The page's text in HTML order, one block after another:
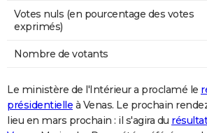
Votes nuls (en pourcentage des votes
exprimés)
Nombre de votants
Le ministère de l'Intérieur a proclamé le
présidentielle à Venas. Le prochain
lieu en mars prochain : il s'agira du